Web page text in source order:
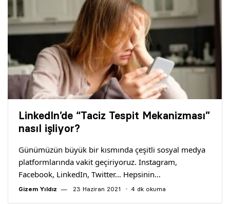
LinkedIn’de “Taciz Tespit Mekanizması”
nasıl işliyor?
Günümüzün büyük bir kısmında çeşitli sosyal medya
platformlarında vakit geçiriyoruz. Instagram,
Facebook, LinkedIn, Twitter… Hepsinin…
Gizem Yıldız 23 Haziran 2021 4 dk okuma